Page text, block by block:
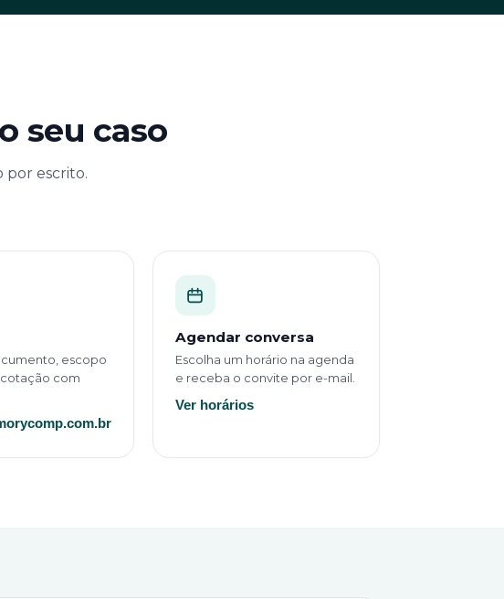
seu caso
por escrito.
escopo
com
Agendar conversa
Escolha um horário na agenda
e receba o convite por e-mail.
Ver horários